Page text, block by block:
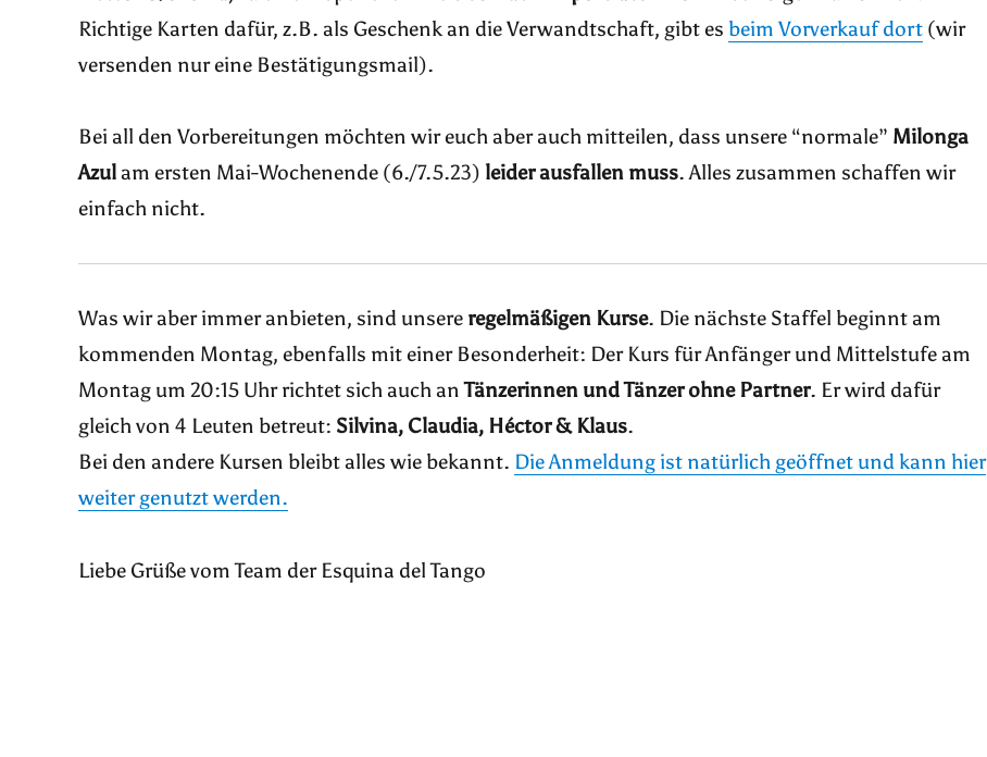
Richtige Karten dafür, z.B. als Geschenk an die Verwandtschaft, gibt es beim Vorverkauf dort (wir
versenden nur eine Bestätigungsmail).
Bei all den Vorbereitungen möchten wir euch aber auch mitteilen, dass unsere “normale” Milonga
Azul am ersten Mai-Wochenende (6./7.5.23) leider ausfallen muss. Alles zusammen schaffen wir
einfach nicht.
Was wir aber immer anbieten, sind unsere regelmäßigen Kurse. Die nächste Staffel beginnt am
kommenden Montag, ebenfalls mit einer Besonderheit: Der Kurs für Anfänger und Mittelstufe am
Montag um 20:15 Uhr richtet sich auch anTänzerinnen und Tänzer ohne Partner. Er wird dafür
gleich von 4 Leuten betreut: Silvina, Claudia, Héctor & Klaus.
Bei den andere Kursen bleibt alles wie bekannt. Die Anmeldung ist natürlich geöffnet und kann hier
weiter genutzt werden.
Liebe Grüße vom Team der Esquina del Tango